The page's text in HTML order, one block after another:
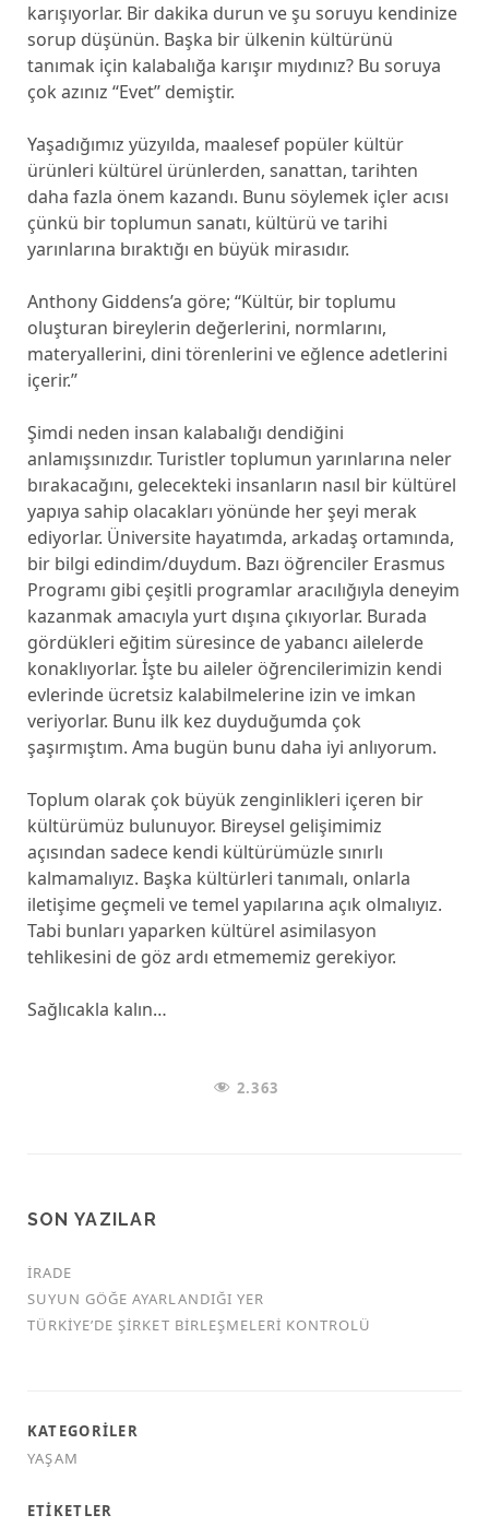
karışıyorlar. Bir dakika durun ve şu soruyu kendinize
sorup düşünün. Başka bir ülkenin kültürünü
tanımak için kalabalığa karışır mıydınız? Bu soruya
çok azınız ‘‘Evet’’ demiştir.
Yaşadığımız yüzyılda, maalesef popüler kültür
ürünleri kültürel ürünlerden, sanattan, tarihten
daha fazla önem kazandı. Bunu söylemek içler acısı
çünkü bir toplumun sanatı, kültürü ve tarihi
yarınlarına bıraktığı en büyük mirasıdır.
Anthony Giddens’a göre; ‘‘Kültür, bir toplumu
oluşturan bireylerin değerlerini, normlarını,
materyallerini, dini törenlerini ve eğlence adetlerini
içerir.’’
Şimdi neden insan kalabalığı dendiğini
anlamışsınızdır. Turistler toplumun yarınlarına neler
bırakacağını, gelecekteki insanların nasıl bir kültürel
yapıya sahip olacakları yönünde her şeyi merak
ediyorlar. Üniversite hayatımda, arkadaş ortamında,
bir bilgi edindim/duydum. Bazı öğrenciler Erasmus
Programı gibi çeşitli programlar aracılığıyla deneyim
kazanmak amacıyla yurt dışına çıkıyorlar. Burada
gördükleri eğitim süresince de yabancı ailelerde
konaklıyorlar. İşte bu aileler öğrencilerimizin kendi
evlerinde ücretsiz kalabilmelerine izin ve imkan
veriyorlar. Bunu ilk kez duyduğumda çok
şaşırmıştım. Ama bugün bunu daha iyi anlıyorum.
Toplum olarak çok büyük zenginlikleri içeren bir
kültürümüz bulunuyor. Bireysel gelişimimiz
açısından sadece kendi kültürümüzle sınırlı
kalmamalıyız. Başka kültürleri tanımalı, onlarla
iletişime geçmeli ve temel yapılarına açık olmalıyız.
Tabi bunları yaparken kültürel asimilasyon
tehlikesini de göz ardı etmememiz gerekiyor.
Sağlıcakla kalın…
2.363
SON YAZILAR
İRADE
SUYUN GÖĞE AYARLANDIĞI YER
TÜRKİYE’DE ŞİRKET BİRLEŞMELERİ KONTROLÜ
KATEGORILER
YAŞAM
ETIKETLER